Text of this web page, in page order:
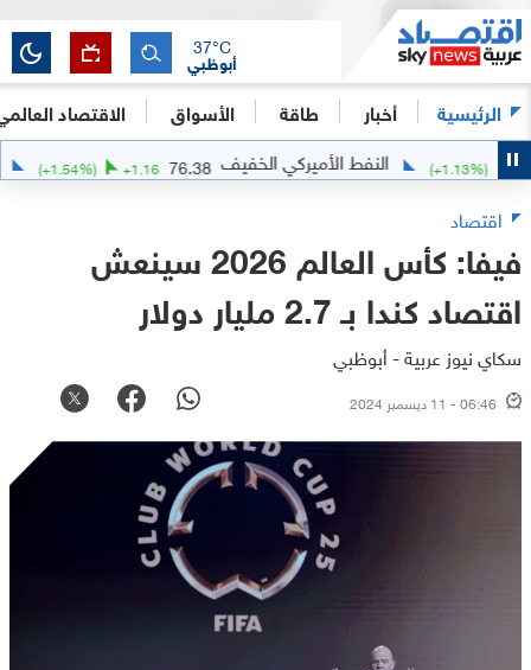
الرئيسية أخبار طاقة الأسواق الاقتصاد
أبوظبي
37°C
(+ 1.13 النفط الأميركي الخفيف 76.38
+1.16
(+ 1.54%)
الفضة
اقتصاد
فيفا: كأس العالم 2026 سينعش
اقتصاد كندا بـ 2.7 مليار دولار
سكاي نيوز عربية - أبوظبي
06:46 - 11 ديسمبر 2024